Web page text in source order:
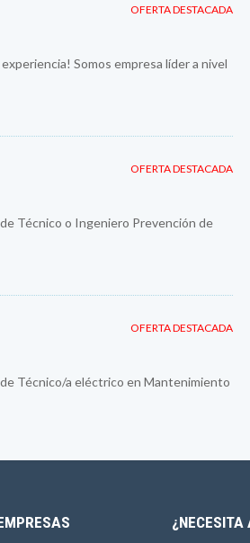
OFERTA DESTACADA
Somos empresa líder a nivel
OFERTA DESTACADA
Técnico o Ingeniero Prevención de
OFERTA DESTACADA
Técnico/a eléctrico en Mantenimiento
¿NECESITA